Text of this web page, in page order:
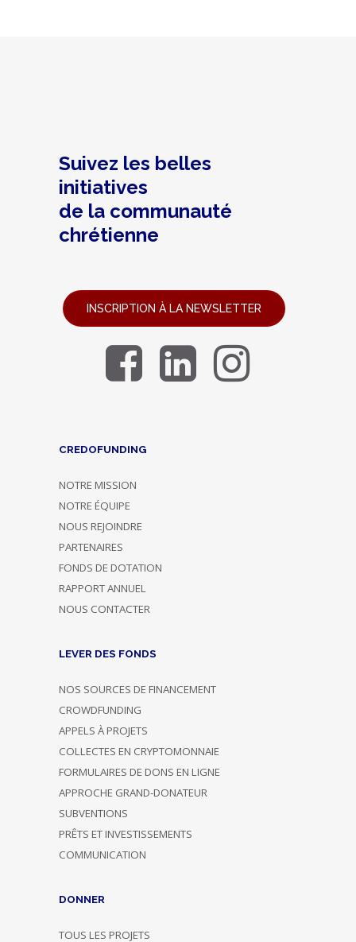
Suivez les belles
initiatives
de la communauté
chrétienne
INSCRIPTION À LA NEWSLETTER
CREDOFUNDING
NOTRE MISSION
NOTRE ÉQUIPE
NOUS REJOINDRE
PARTENAIRES
FONDS DE DOTATION
RAPPORT ANNUEL
NOUS CONTACTER
LEVER DES FONDS
NOS SOURCES DE FINANCEMENT
CROWDFUNDING
APPELS À PROJETS
COLLECTES EN CRYPTOMONNAIE
FORMULAIRES DE DONS EN LIGNE
APPROCHE GRAND-DONATEUR
SUBVENTIONS
PRÊTS ET INVESTISSEMENTS
COMMUNICATION
DONNER
TOUS LES PROJETS